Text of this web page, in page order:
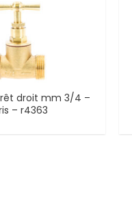
droit mm 3/4 –
– r4363